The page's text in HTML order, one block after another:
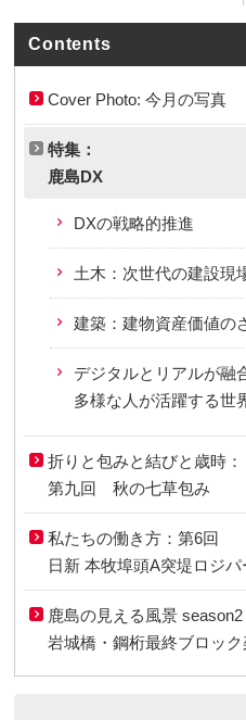
Contents
Cover Photo: 今月の写真
特集：
鹿島DX
DXの戦略的推進
土木：次世代の建設現
建築：建物資産価値の
デジタルとリアルが融
多様な人が活躍する世
折りと包みと結びと歳時：
第九回 秋の七草包み
私たちの働き方：第6回
日新 本牧埠頭A突堤ロジ
鹿島の見える風景 season2
岩城橋・鋼桁最終ブロック